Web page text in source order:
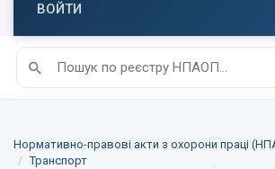
ВОЙТИ
Нормативно-правові акти з охорони праці
Транспорт